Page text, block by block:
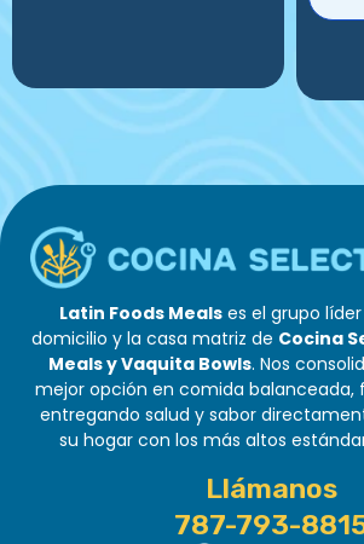
Latin Foods Mealses el grupo
domicilio y la casa matriz de Cocina
Meals y Vaquita Bowls. Nos
mejor opción en comida balanceada,
entregando salud y sabor
su hogar con los más altos
Llámanos
787-793-